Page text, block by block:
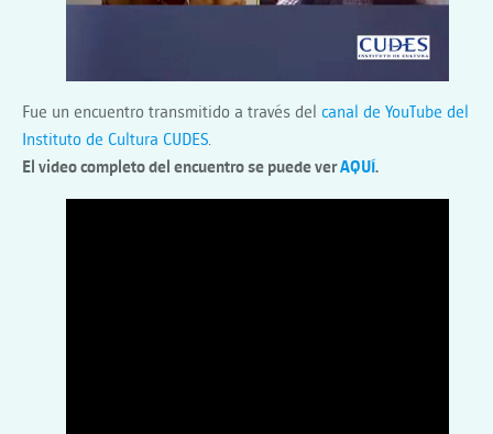
Fue un encuentro transmitido a través del canal de YouTube del
Instituto de Cultura CUDES.
El video completo del encuentro se puede verAQUÍ.